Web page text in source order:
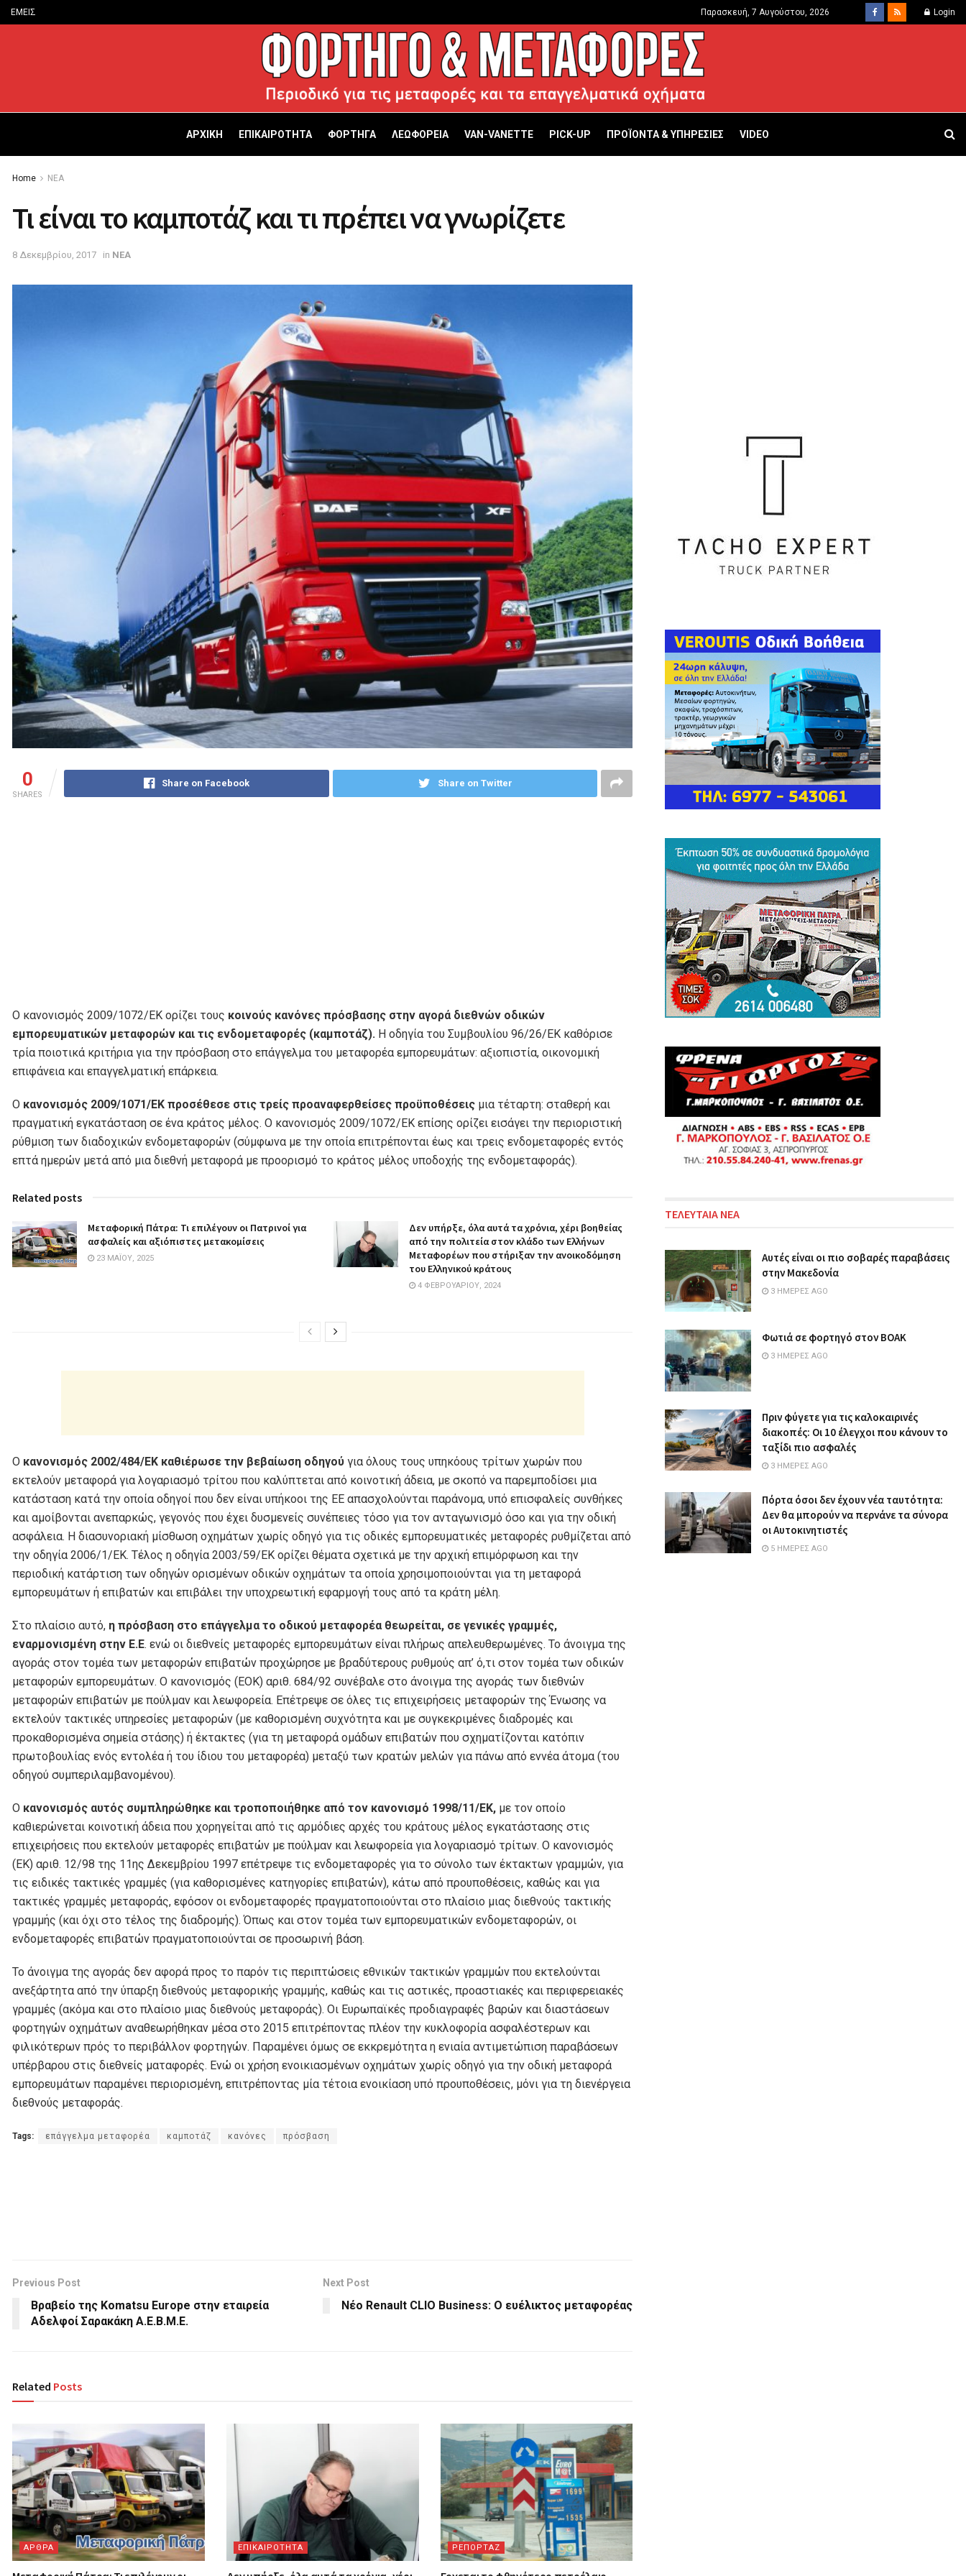
ΕΜΕΙΣ Παρασκευή, 7 Αυγούστου, 2026 Login
ΑΡΧΙΚΗ ΕΠΙΚΑΙΡΟΤΗΤΑ ΦΟΡΤΗΓΑ ΛΕΩΦΟΡΕΙΑ VAN-VANETTΕ PICK-UP ΠΡΟΪΟΝΤΑ & ΥΠΗΡΕΣΙΕΣ VIDEO
Home ΝΕΑ
Τι είναι το καμποτάζ και τι πρέπει να γνωρίζετε
8 Δεκεμβρίου, 2017 in ΝΕΑ
0
SHARES
Share on Facebook Share on Twitter
Ο κανονισμός 2009/1072/ΕΚ ορίζει τους κοινούς κανόνες πρόσβασης στην αγορά διεθνών οδικών
εμπορευματικών μεταφορών και τις ενδομεταφορές (καμποτάζ). Η οδηγία του Συμβουλίου 96/26/ΕΚ καθόρισε
τρία ποιοτικά κριτήρια για την πρόσβαση στο επάγγελμα του μεταφορέα εμπορευμάτων: αξιοπιστία, οικονομική
επιφάνεια και επαγγελματική επάρκεια.
Ο κανονισμός 2009/1071/ΕΚ προσέθεσε στις τρείς προαναφερθείσες προϋποθέσεις μια τέταρτη: σταθερή και
πραγματική εγκατάσταση σε ένα κράτος μέλος. Ο κανονισμός 2009/1072/ΕΚ επίσης ορίζει εισάγει την περιοριστική
ρύθμιση των διαδοχικών ενδομεταφορών (σύμφωνα με την οποία επιτρέπονται έως και τρεις ενδομεταφορές εντός
επτά ημερών μετά από μια διεθνή μεταφορά με προορισμό το κράτος μέλος υποδοχής της ενδομεταφοράς).
Related posts
Μεταφορική Πάτρα: Τι επιλέγουν οι Πατρινοί για
ασφαλείς και αξιόπιστες μετακομίσεις
23 ΜΑΪ́ΟΥ, 2025
Δεν υπήρξε, όλα αυτά τα χρόνια, χέρι βοηθείας
από την πολιτεία στον κλάδο των Ελλήνων
Μεταφορέων που στήριξαν την ανοικοδόμηση
του Ελληνικού κράτους
4 ΦΕΒΡΟΥΑΡΊΟΥ, 2024
Ο κανονισμός 2002/484/ΕΚ καθιέρωσε την βεβαίωση οδηγού για όλους τους υπηκόους τρίτων χωρών που
εκτελούν μεταφορά για λογαριασμό τρίτου που καλύπτεται από κοινοτική άδεια, με σκοπό να παρεμποδίσει μια
κατάσταση κατά την οποία οδηγοί που δεν είναι υπήκοοι της ΕΕ απασχολούνται παράνομα, υπό επισφαλείς συνθήκες
και αμοίβονται ανεπαρκώς, γεγονός που έχει δυσμενείς συνέπειες τόσο για τον ανταγωνισμό όσο και για την οδική
ασφάλεια. Η διασυνοριακή μίσθωση οχημάτων χωρίς οδηγό για τις οδικές εμπορευματικές μεταφορές ρυθμίζεται από
την οδηγία 2006/1/ΕΚ. Τέλος η οδηγία 2003/59/ΕΚ ορίζει θέματα σχετικά µε την αρχική επιµόρφωση και την
περιοδική κατάρτιση των οδηγών ορισµένων οδικών οχηµάτων τα οποία χρησιµοποιούνται για τη µεταφορά
εµπορευµάτων ή επιβατών και επιβάλει την υποχρεωτική εφαρμογή τους από τα κράτη μέλη.
Στο πλαίσιο αυτό, η πρόσβαση στο επάγγελμα το οδικού μεταφορέα θεωρείται, σε γενικές γραμμές,
εναρμονισμένη στην Ε.Ε. ενώ οι διεθνείς μεταφορές εμπορευμάτων είναι πλήρως απελευθερωμένες. Το άνοιγμα της
αγοράς στον τομέα των μεταφορών επιβατών προχώρησε με βραδύτερους ρυθμούς απ’ ό,τι στον τομέα των οδικών
μεταφορών εμπορευμάτων. Ο κανονισμός (ΕΟΚ) αριθ. 684/92 συνέβαλε στο άνοιγμα της αγοράς των διεθνών
μεταφορών επιβατών με πούλμαν και λεωφορεία. Επέτρεψε σε όλες τις επιχειρήσεις μεταφορών της Ένωσης να
εκτελούν τακτικές υπηρεσίες μεταφορών (με καθορισμένη συχνότητα και με συγκεκριμένες διαδρομές και
προκαθορισμένα σημεία στάσης) ή έκτακτες (για τη μεταφορά ομάδων επιβατών που σχηματίζονται κατόπιν
πρωτοβουλίας ενός εντολέα ή του ίδιου του μεταφορέα) μεταξύ των κρατών μελών για πάνω από εννέα άτομα (του
οδηγού συμπεριλαμβανομένου).
Ο κανονισμός αυτός συμπληρώθηκε και τροποποιήθηκε από τον κανονισμό 1998/11/ΕΚ, με τον οποίο
καθιερώνεται κοινοτική άδεια που χορηγείται από τις αρμόδιες αρχές του κράτους μέλος εγκατάστασης στις
επιχειρήσεις που εκτελούν μεταφορές επιβατών με πούλμαν και λεωφορεία για λογαριασμό τρίτων. Ο κανονισμός
(ΕΚ) αριθ. 12/98 της 11ης Δεκεμβρίου 1997 επέτρεψε τις ενδομεταφορές για το σύνολο των έκτακτων γραμμών, για
τις ειδικές τακτικές γραμμές (για καθορισμένες κατηγορίες επιβατών), κάτω από προυποθέσεις, καθώς και για
τακτικές γραμμές μεταφοράς, εφόσον οι ενδομεταφορές πραγματοποιούνται στο πλαίσιο μιας διεθνούς τακτικής
γραμμής (και όχι στο τέλος της διαδρομής). Όπως και στον τομέα των εμπορευματικών ενδομεταφορών, οι
ενδομεταφορές επιβατών πραγματοποιούνται σε προσωρινή βάση.
Το άνοιγμα της αγοράς δεν αφορά προς το παρόν τις περιπτώσεις εθνικών τακτικών γραμμών που εκτελούνται
ανεξάρτητα από την ύπαρξη διεθνούς μεταφορικής γραμμής, καθώς και τις αστικές, προαστιακές και περιφερειακές
γραμμές (ακόμα και στο πλαίσιο μιας διεθνούς μεταφοράς). Οι Ευρωπαϊκές προδιαγραφές βαρών και διαστάσεων
φορτηγών οχημάτων αναθεωρήθηκαν μέσα στο 2015 επιτρέποντας πλέον την κυκλοφορία ασφαλέστερων και
φιλικότερων πρός το περιβάλλον φορτηγών. Παραμένει όμως σε εκκρεμότητα η ενιαία αντιμετώπιση παραβάσεων
υπέρβαρου στις διεθνείς ματαφορές. Ενώ οι χρήση ενοικιασμένων οχημάτων χωρίς οδηγό για την οδική μεταφορά
εμπορευμάτων παραμένει περιορισμένη, επιτρέποντας μία τέτοια ενοικίαση υπό προυποθέσεις, μόνι για τη διενέργεια
διεθνούς μεταφοράς.
Tags: επάγγελμα μεταφορέα καμποτάζ κανόνες πρόσβαση
Previous Post
Βραβείο της Komatsu Europe στην εταιρεία
Αδελφοί Σαρακάκη Α.Ε.Β.Μ.Ε.
Next Post
Νέο Renault CLIO Business: Ο ευέλικτος μεταφορέας
Related Posts
ΑΡΘΡΑ ΕΠΙΚΑΙΡΟΤΗΤΑ ΡΕΠΟΡΤΑΖ
ΤΕΛΕΥΤΑΙΑ ΝΕΑ
Αυτές είναι οι πιο σοβαρές παραβάσεις
στην Μακεδονία
3 ΗΜΈΡΕΣ AGO
Φωτιά σε φορτηγό στον ΒΟΑΚ
3 ΗΜΈΡΕΣ AGO
Πριν φύγετε για τις καλοκαιρινές
διακοπές: Οι 10 έλεγχοι που κάνουν το
ταξίδι πιο ασφαλές
3 ΗΜΈΡΕΣ AGO
Πόρτα όσοι δεν έχουν νέα ταυτότητα:
Δεν θα μπορούν να περνάνε τα σύνορα
οι Αυτοκινητιστές
5 ΗΜΈΡΕΣ AGO